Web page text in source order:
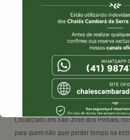
Localizado em São José dos Pinhais,
para quem não quer perder tempo na